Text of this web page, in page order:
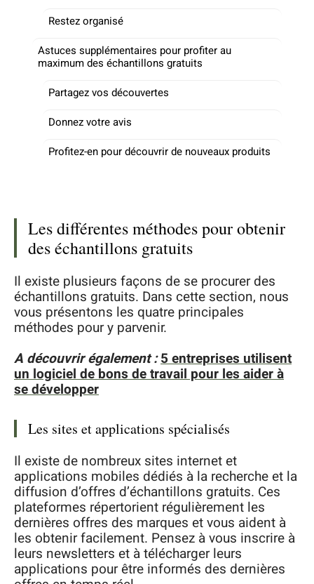
Restez organisé
Astuces supplémentaires pour profiter au
maximum des échantillons gratuits
Partagez vos découvertes
Donnez votre avis
Profitez-en pour découvrir de nouveaux produits
Les différentes méthodes pour obtenir
des échantillons gratuits
Il existe plusieurs façons de se procurer des
échantillons gratuits. Dans cette section, nous
vous présentons les quatre principales
méthodes pour y parvenir.
A découvrir également :5 entreprises utilisent
un logiciel de bons de travail pour les aider à
se développer
Les sites et applications spécialisés
Il existe de nombreux sites internet et
applications mobiles dédiés à la recherche et la
diffusion d’offres d’échantillons gratuits. Ces
plateformes répertorient régulièrement les
dernières offres des marques et vous aident à
les obtenir facilement. Pensez à vous inscrire à
leurs newsletters et à télécharger leurs
applications pour être informés des dernières